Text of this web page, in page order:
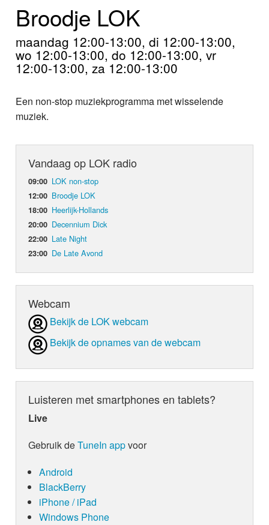
Home
Programma's
Nieuws
Foto's
Webcam
Info
Broodje LOK
maandag 12:00-13:00, di 12:00-13:00,
wo 12:00-13:00, do 12:00-13:00, vr
12:00-13:00, za 12:00-13:00
Een non-stop muziekprogramma met wisselende
muziek.
Vandaag op LOK radio
09:00 LOK non-stop
12:00 Broodje LOK
18:00 Heerlijk-Hollands
20:00 Decennium Dick
22:00 Late Night
23:00 De Late Avond
Webcam
Bekijk de LOK webcam
Bekijk de opnames van de webcam
Luisteren met smartphones en tablets?
Live
Gebruik deTuneIn appvoor
Android
BlackBerry
iPhone / iPad
Windows Phone